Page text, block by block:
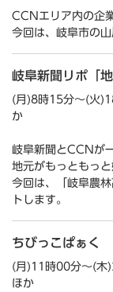
CCNエリア内の企
今回は、岐阜市の山
岐阜新聞リポ「地
(月)8時15分～(火
か
岐阜新聞とCCNが
地元がもっともっと
今回は、「岐阜農
トします。
ちびっこぱぁく
(月)11時00分～(木
ほか